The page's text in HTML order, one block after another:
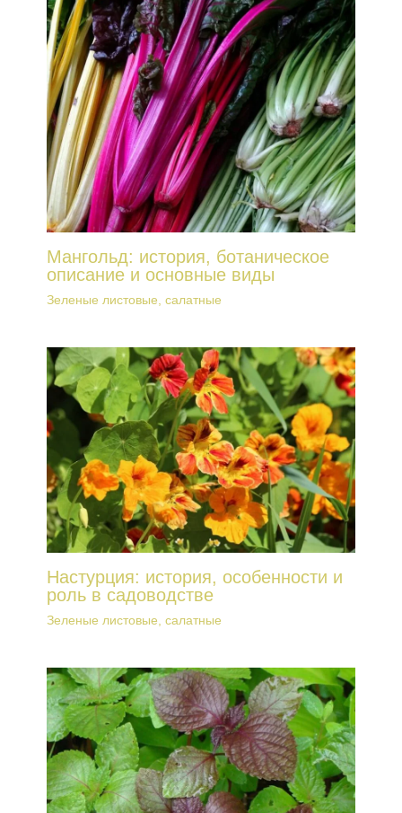
Мангольд: история, ботаническое
описание и основные виды
Зеленые листовые, салатные
Настурция: история, особенности и
роль в садоводстве
Зеленые листовые, салатные